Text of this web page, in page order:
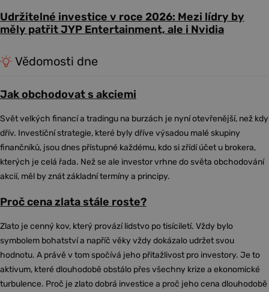
Udržitelné investice v roce 2026: Mezi lídry by
měly patřit JYP Entertainment, ale i Nvidia
Vědomosti dne
Jak obchodovat s akciemi
Svět velkých financí a tradingu na burzách je nyní otevřenější, než kdy
dřív. Investiční strategie, které byly dříve výsadou malé skupiny
finančníků, jsou dnes přístupné každému, kdo si zřídí účet u brokera,
kterých je celá řada. Než se ale investor vrhne do světa obchodování
akcií, měl by znát základní termíny a principy.
Proč cena zlata stále roste?
Zlato je cenný kov, který provází lidstvo po tisíciletí. Vždy bylo
symbolem bohatství a napříč věky vždy dokázalo udržet svou
hodnotu. A právě v tom spočívá jeho přitažlivost pro investory. Je to
aktivum, které dlouhodobě obstálo přes všechny krize a ekonomické
turbulence. Proč je zlato dobrá investice a proč jeho cena dlouhodobě